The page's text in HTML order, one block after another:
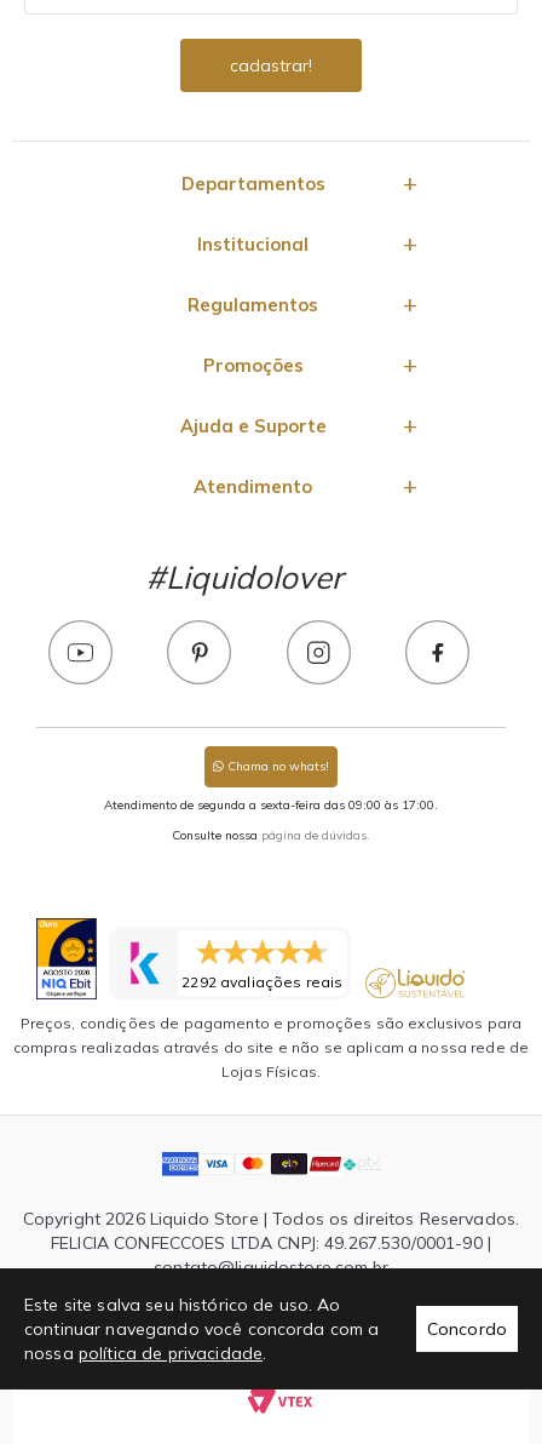
Este site salva seu histórico de uso. Ao
continuar navegando você concorda com a
nossa política de privacidade.
Concordo
Departamentos
Institucional
Regulamentos
Promoções
Ajuda e Suporte
Atendimento
#Liquidolover
Chama no whats!
Atendimento de segunda a sexta-feira das 09:00 às 17:00.
Consulte nossa página de dúvidas.
2292 avaliações reais
Preços, condições de pagamento e promoções são exclusivos para
compras realizadas através do site e não se aplicam a nossa rede de
Lojas Físicas.
Copyright 2026 Liquido Store | Todos os direitos Reservados.
FELICIA CONFECCOES LTDA CNPJ: 49.267.530/0001-90 |
contato@liquidostore.com.br
000